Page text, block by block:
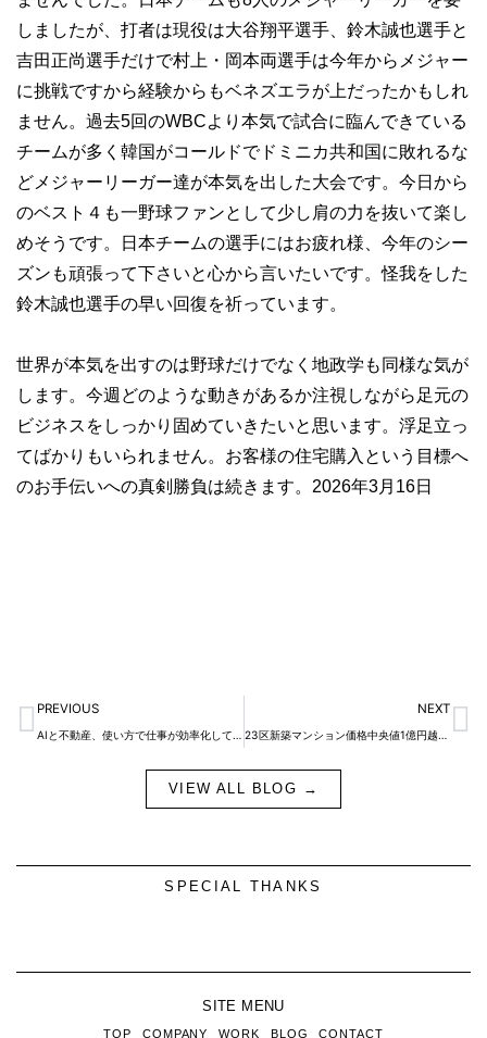
しましたが、打者は現役は大谷翔平選手、鈴木誠也選手と
吉田正尚選手だけで村上・岡本両選手は今年からメジャー
に挑戦ですから経験からもベネズエラが上だったかもしれ
ません。過去5回のWBCより本気で試合に臨んできている
チームが多く韓国がコールドでドミニカ共和国に敗れるな
どメジャーリーガー達が本気を出した大会です。今日から
のベスト４も一野球ファンとして少し肩の力を抜いて楽し
めそうです。日本チームの選手にはお疲れ様、今年のシー
ズンも頑張って下さいと心から言いたいです。怪我をした
鈴木誠也選手の早い回復を祈っています。
世界が本気を出すのは野球だけでなく地政学も同様な気が
します。今週どのような動きがあるか注視しながら足元の
ビジネスをしっかり固めていきたいと思います。浮足立っ
てばかりもいられません。お客様の住宅購入という目標へ
のお手伝いへの真剣勝負は続きます。2026年3月16日
Prev
PREVIOUS
AIと不動産、使い方で仕事が効率化しています。
NEXT
23区新築マンション価格中央値1億円越え。補助金や物件価格、通勤時間を考えて物件を探しましょう。
VIEW ALL BLOG →
SPECIAL THANKS
SITE MENU
TOP COMPANY WORK BLOG CONTACT